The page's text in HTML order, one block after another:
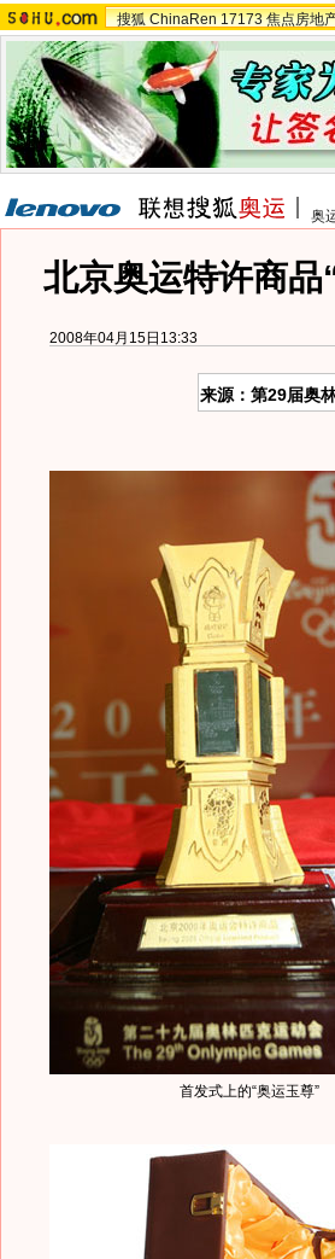
搜狐 ChinaRen 17173 焦点房地
奥
北京奥运特许商
2008年04月15日13:33
来源：第29届奥
首发式上的“奥运玉尊”